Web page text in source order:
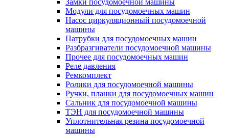
Замки посудомоечной машины
Модули для посудомоечных машин
Насос циркуляционный посудомоечной
машины
Патрубки для посудомоечных машин
Разбразгиватели посудомоечной машины
Прочее для посудомоечных машин
Реле давления
Ремкомплект
Ролики для посудомоечной машины
Ручки, планки для посудомоечных машин
Сальник для посудомоечной машины
ТЭН для посудомоечной машины
Уплотнительная резина посудомоечной
машины